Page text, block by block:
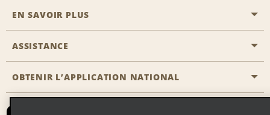
Passer une réservation
Solutions pour les professionnels
EN SAVOIR PLUS
Carrière
ASSISTANCE
Accessibilité
Nous contacter
OBTENIR L’APPLICATION NATIONAL